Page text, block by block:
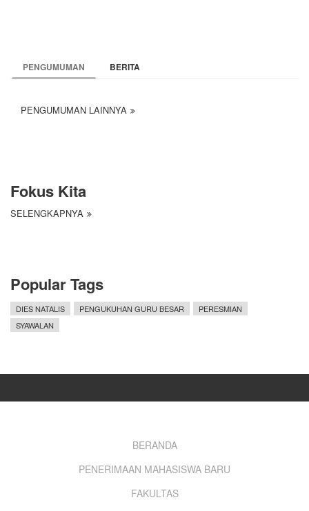
PENGUMUMAN BERITA
PENGUMUMAN LAINNYA
Fokus Kita
SELENGKAPNYA
Popular Tags
DIES NATALIS PENGUKUHAN GURU BESAR
PERESMIAN
SYAWALAN
BERANDA
PENERIMAAN MAHASISWA BARU
FAKULTAS